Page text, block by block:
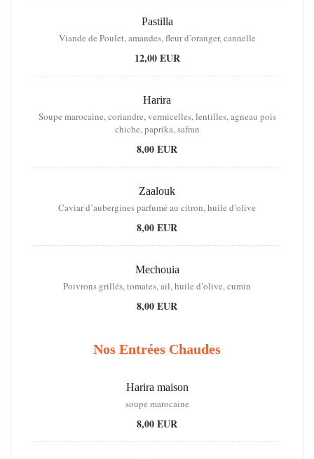
Pastilla
Viande de Poulet, amandes, fleur d’oranger, cannelle
12,00 EUR
Harira
Soupe marocaine, coriandre, vermicelles, lentilles, agneau pois
chiche, paprika, safran
8,00 EUR
Zaalouk
Caviar d’aubergines parfumé au citron, huile d’olive
8,00 EUR
Mechouia
Poivrons grillés, tomates, ail, huile d’olive, cumin
8,00 EUR
Nos Entrées Chaudes
Harira maison
soupe marocaine
8,00 EUR